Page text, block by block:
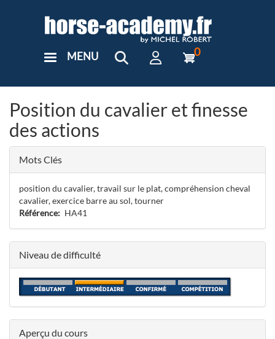
User
MENU 0
Position du cavalier et finesse
des actions
Mots Clés
position du cavalier, travail sur le plat, compréhension cheval
cavalier, exercice barre au sol, tourner
Référence
HA41
Niveau de difficulté
Aperçu du cours